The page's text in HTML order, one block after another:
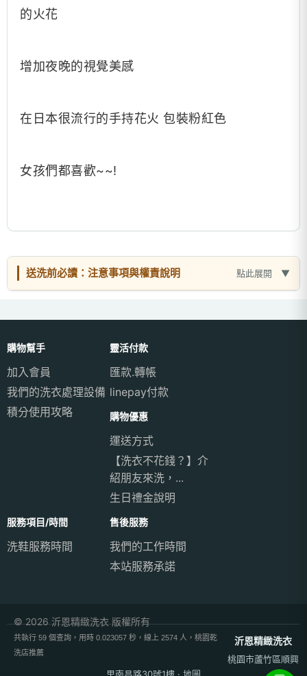
的火花
增加夜晚的視覺美感
在日本很流行的手持花火 包裝粉紅色
女孩們都喜歡~~!
送洗前必讀：注意事項與權責說明 點此展開
購物幫手
加入會員
我們的洗衣處理設備
積分使用攻略
靈活付款
匯款.轉帳
linepay付款
購物優惠
運送方式
【洗衣不花錢？】介
紹朋友來洗，...
生日禮金說明
服務項目/時間
洗鞋服務時間
售後服務
我們的工作時間
本站服務承諾
© 2026 沂恩精緻洗衣 版權所有
共執行 59 個查詢，用時 0.023057 秒，線上 2574 人，桃園乾
洗店推薦
沂恩精緻洗衣
桃園市蘆竹區順興